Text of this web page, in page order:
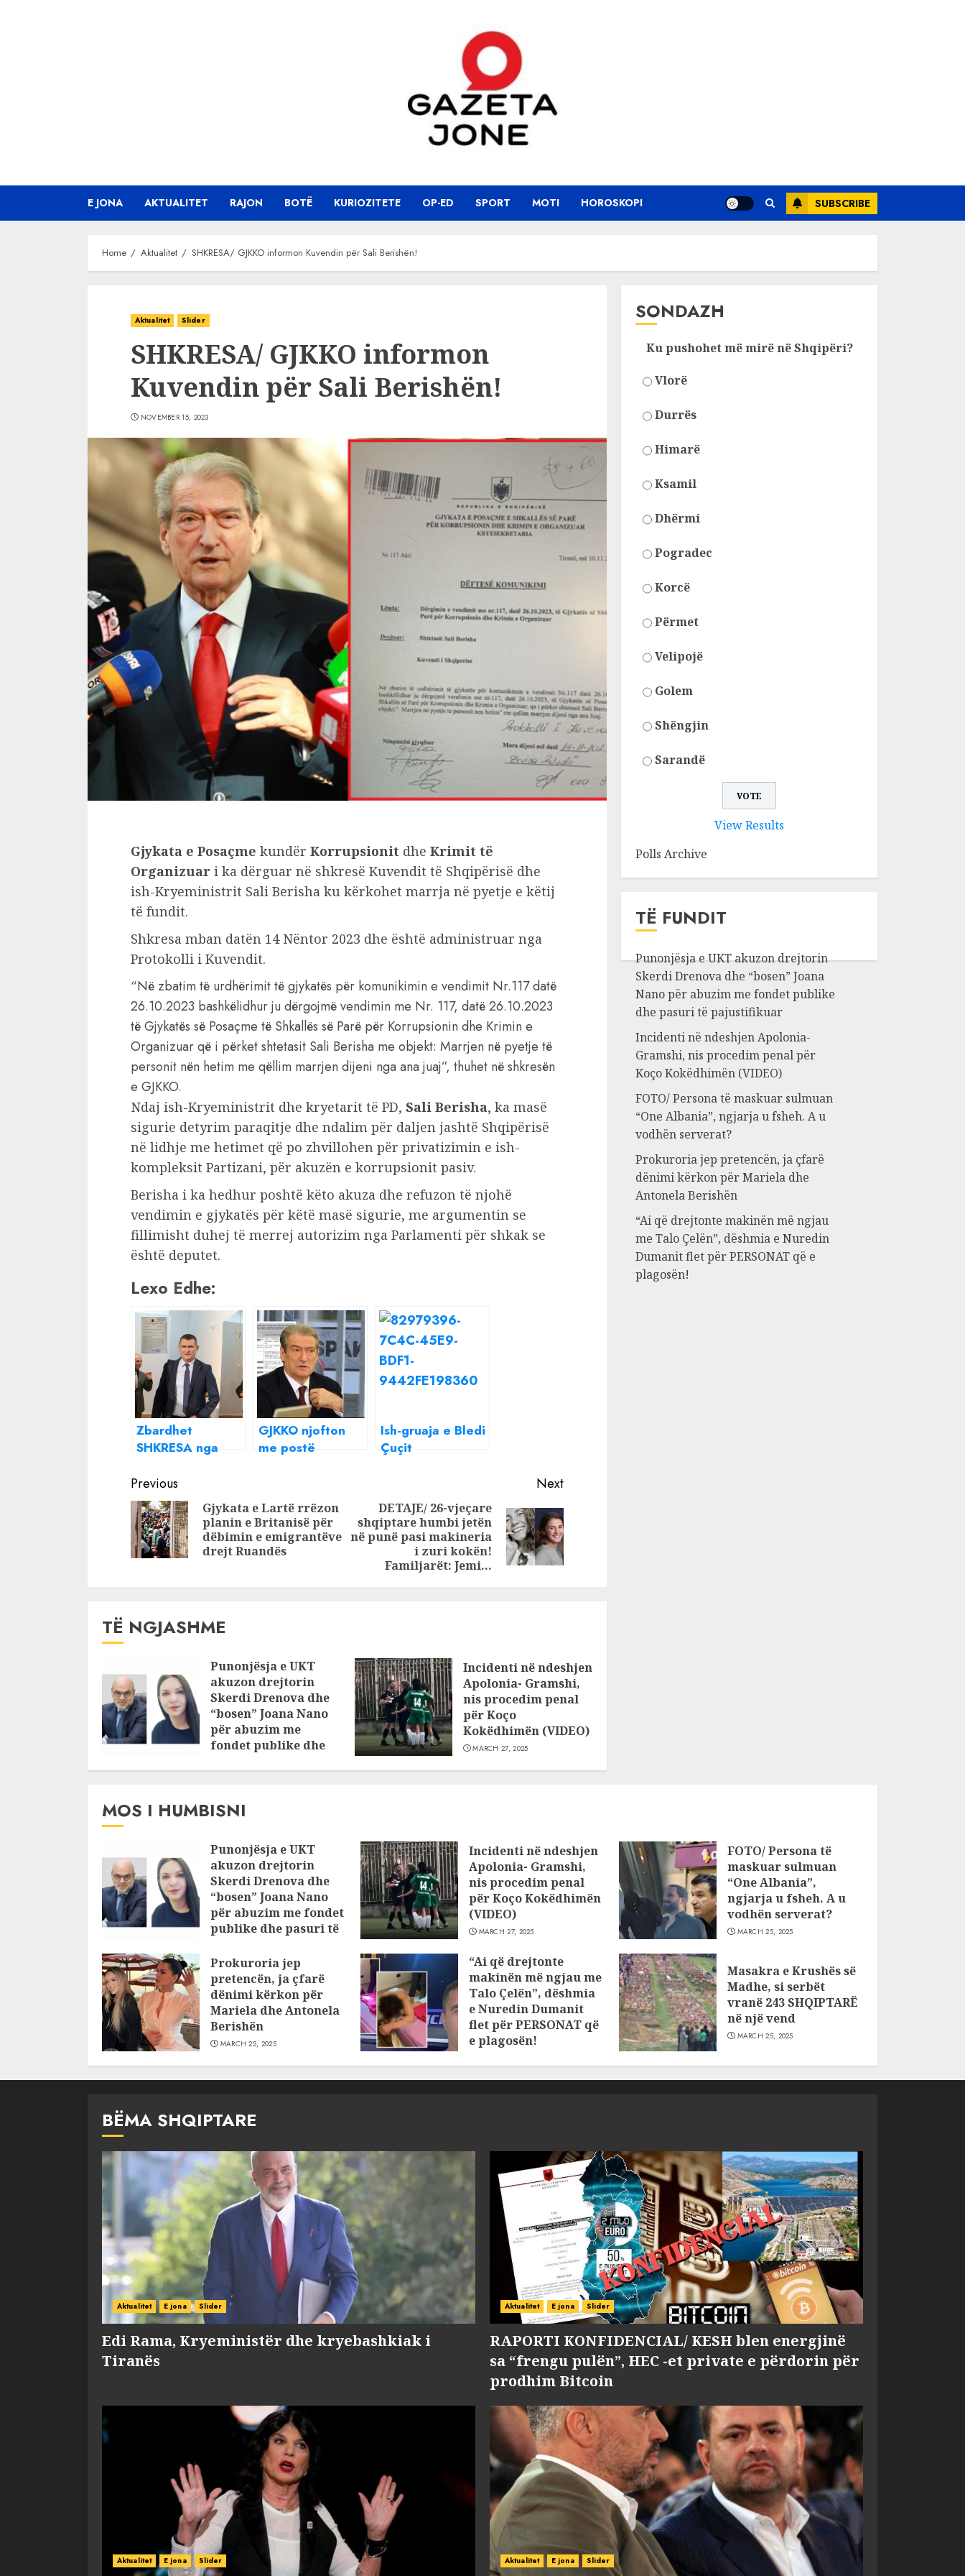
E JONA AKTUALITET RAJON BOTË KURIOZITETE OP-ED SPORT MOTI HOROSKOPI SUBSCRIBE
Home Aktualitet SHKRESA/ GJKKO informon Kuvendin për Sali Berishën!
Aktualitet Slider
SHKRESA/ GJKKO informon
Kuvendin për Sali Berishën!
NOVEMBER 15, 2023
Gjykata e Posaçme kundër Korrupsionit dhe Krimit të
Organizuar i ka dërguar në shkresë Kuvendit të Shqipërisë dhe
ish-Kryeministrit Sali Berisha ku kërkohet marrja në pyetje e këtij
të fundit.
Shkresa mban datën 14 Nëntor 2023 dhe është administruar nga
Protokolli i Kuvendit.
“Në zbatim të urdhërimit të gjykatës për komunikimin e vendimit Nr.117 datë
26.10.2023 bashkëlidhur ju dërgojmë vendimin me Nr. 117, datë 26.10.2023
të Gjykatës së Posaçme të Shkallës së Parë për Korrupsionin dhe Krimin e
Organizuar që i përket shtetasit Sali Berisha me objekt: Marrjen në pyetje të
personit nën hetim me qëllim marrjen dijeni nga ana juaj”, thuhet në shkresën
e GJKKO.
Ndaj ish-Kryeministrit dhe kryetarit të PD, Sali Berisha, ka masë
sigurie detyrim paraqitje dhe ndalim për daljen jashtë Shqipërisë
në lidhje me hetimet që po zhvillohen për privatizimin e ish-
kompleksit Partizani, për akuzën e korrupsionit pasiv.
Berisha i ka hedhur poshtë këto akuza dhe refuzon të njohë
vendimin e gjykatës për këtë masë sigurie, me argumentin se
fillimisht duhej të merrej autorizim nga Parlamenti për shkak se
është deputet.
Lexo Edhe:
Zbardhet
SHKRESA nga
kërkon Altin
Dumani nga
parlamenti për
Berishën!
GJKKO njofton
me postë
nënshkrimin
“refuzuar”
Ish-gruaja e Bledi
Çuçit
“arrestimin” e të
birit
Continue
Reading
Previous
Previous
post:
Gjykata e Lartë rrëzon
planin e Britanisë për
dëbimin e emigrantëve
drejt Ruandës
Next
Next
DETAJE/ 26-vjeçare
shqiptare humbi jetën
në punë pasi makineria
i zuri kokën!
Familjarët: Jemi…
TË NGJASHME
Punonjësja e UKT
akuzon drejtorin
Skerdi Drenova dhe
“bosen” Joana Nano
për abuzim me
fondet publike dhe
Incidenti në ndeshjen
Apolonia- Gramshi,
nis procedim penal
për Koço
Kokëdhimën (VIDEO)
MARCH 27, 2025
SONDAZH
Ku pushohet më mirë në Shqipëri?
Vlorë
Durrës
Himarë
Ksamil
Dhërmi
Pogradec
Korcë
Përmet
Velipojë
Golem
Shëngjin
Sarandë
View Results
Polls Archive
TË FUNDIT
Punonjësja e UKT akuzon drejtorin
Skerdi Drenova dhe “bosen” Joana
Nano për abuzim me fondet publike
dhe pasuri të pajustifikuar
Incidenti në ndeshjen Apolonia-
Gramshi, nis procedim penal për
Koço Kokëdhimën (VIDEO)
FOTO/ Persona të maskuar sulmuan
“One Albania”, ngjarja u fsheh. A u
vodhën serverat?
Prokuroria jep pretencën, ja çfarë
dënimi kërkon për Mariela dhe
Antonela Berishën
“Ai që drejtonte makinën më ngjau
me Talo Çelën”, dëshmia e Nuredin
Dumanit flet për PERSONAT që e
plagosën!
MOS I HUMBISNI
Punonjësja e UKT
akuzon drejtorin
Skerdi Drenova dhe
“bosen” Joana Nano
për abuzim me fondet
publike dhe pasuri të
JULY 24, 2025
Incidenti në ndeshjen
Apolonia- Gramshi,
nis procedim penal
për Koço Kokëdhimën
(VIDEO)
MARCH 27, 2025
FOTO/ Persona të
maskuar sulmuan
“One Albania”,
ngjarja u fsheh. A u
vodhën serverat?
MARCH 25, 2025
Prokuroria jep
pretencën, ja çfarë
dënimi kërkon për
Mariela dhe Antonela
Berishën
MARCH 25, 2025
“Ai që drejtonte
makinën më ngjau me
Talo Çelën”, dëshmia
e Nuredin Dumanit
flet për PERSONAT që
e plagosën!
Masakra e Krushës së
Madhe, si serbët
vranë 243 SHQIPTARË
në një vend
MARCH 25, 2025
BËMA SHQIPTARE
Aktualitet E jona Slider
Edi Rama, Kryeministër dhe kryebashkiak i
Tiranës
Aktualitet E jona Slider
RAPORTI KONFIDENCIAL/ KESH blen energjinë
sa “frengu pulën”, HEC -et private e përdorin për
prodhim Bitcoin
Aktualitet E jona Slider Aktualitet E jona Slider